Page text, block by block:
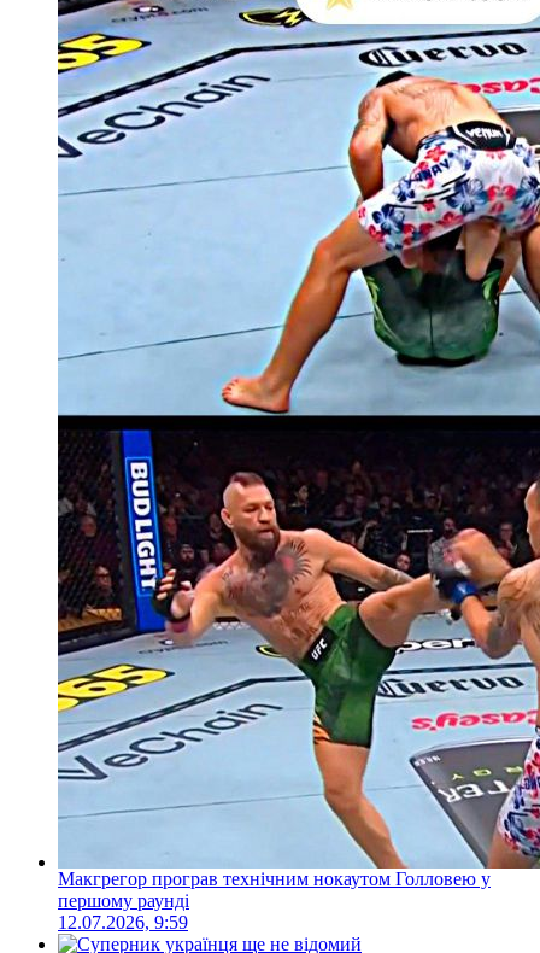
Макгрегор програв технічним нокаутом Голловею у
першому раунді
12.07.2026, 9:59